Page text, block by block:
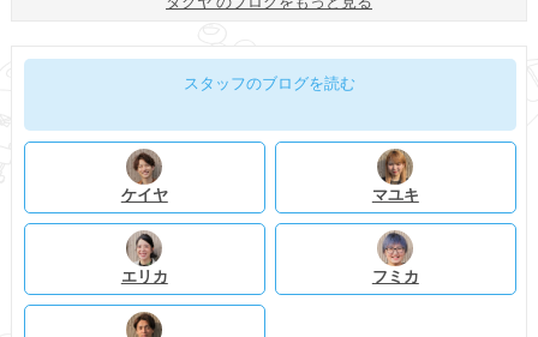
スタッフのブログを読む
ケイヤ マユキ
エリカ フミカ